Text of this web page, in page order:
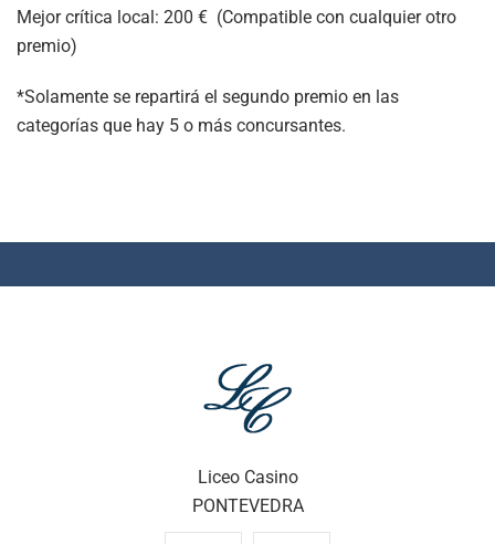
Mejor crítica local: 200 € (Compatible con cualquier otro
premio)
*Solamente se repartirá el segundo premio en las
categorías que hay 5 o más concursantes.
Liceo Casino
PONTEVEDRA